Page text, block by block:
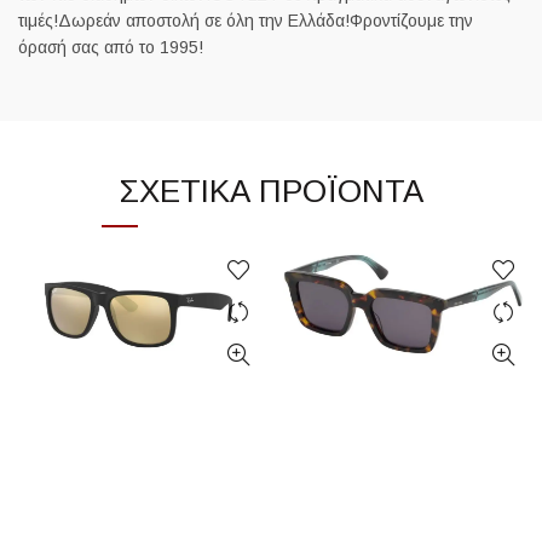
τιμές!Δωρεάν αποστολή σε όλη την Ελλάδα!Φροντίζουμε την
όρασή σας από το 1995!
ΣΧΕΤΙΚΆ ΠΡΟΪΌΝΤΑ